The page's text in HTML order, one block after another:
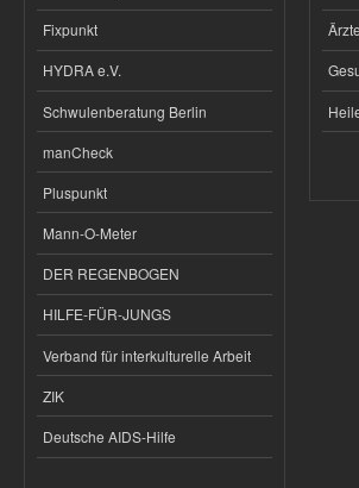
Fixpunkt
HYDRA e.V.
Schwulenberatung Berlin
manCheck
Pluspunkt
Mann-O-Meter
DER REGENBOGEN
HILFE-FÜR-JUNGS
Verband für interkulturelle Arbeit
ZIK
Deutsche AIDS-Hilfe
Ärzte